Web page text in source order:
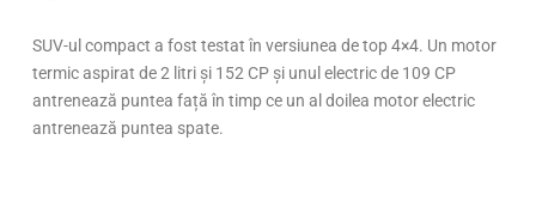
SUV-ul compact a fost testat în versiunea de top 4×4. Un motor
termic aspirat de 2 litri și 152 CP și unul electric de 109 CP
antrenează puntea față în timp ce un al doilea motor electric
antrenează puntea spate.